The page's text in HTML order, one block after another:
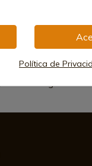
Política de